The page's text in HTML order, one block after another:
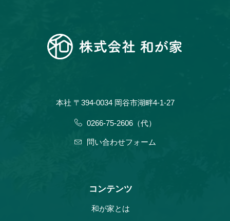
本社 〒394-0034 岡谷市湖畔4-1-27
0266-75-2606（代）
問い合わせフォーム
コンテンツ
和が家とは